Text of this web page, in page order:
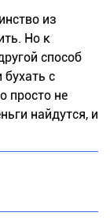
из
Но к
способ
бухать с
просто не
найдутся, и